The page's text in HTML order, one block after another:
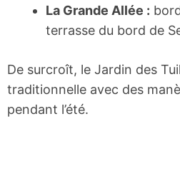
La Grande Allée :
terrasse du bord de
De surcroît, le Jardin des
traditionnelle avec des
pendant l’été.